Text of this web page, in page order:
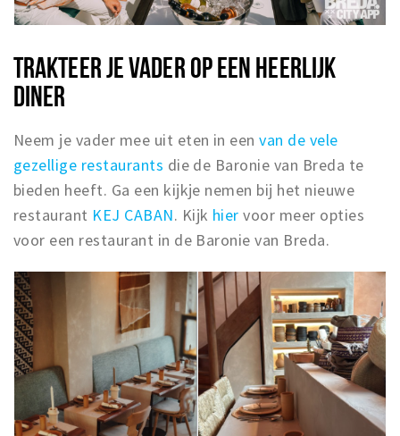
TRAKTEER JE VADER OP EEN HEERLIJK
DINER
Neem je vader mee uit eten in een van de vele
gezellige restaurants die de Baronie van Breda te
bieden heeft. Ga een kijkje nemen bij het nieuwe
restaurant KEJ CABAN. Kijk hier voor meer opties
voor een restaurant in de Baronie van Breda.